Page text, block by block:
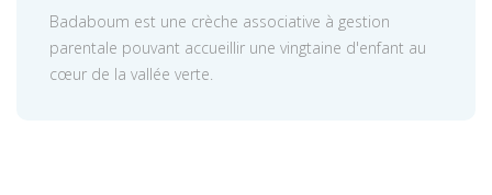
Badaboum est une crèche associative à gestion
parentale pouvant accueillir une vingtaine d'enfant au
cœur de la vallée verte.